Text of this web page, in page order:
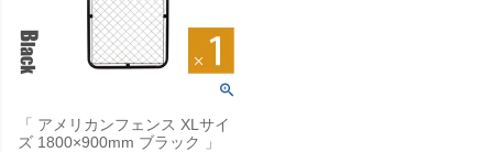
「 アメリカンフェンス XLサイ
ズ 1800×900mm ブラック 」